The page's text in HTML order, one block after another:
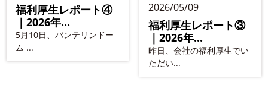
福利厚生レポート④
｜2026年...
5月10日、バンテリンドー
ム ...
2026/05/09
福利厚生レポート③
｜2026年...
昨日、会社の福利厚生でい
ただい...